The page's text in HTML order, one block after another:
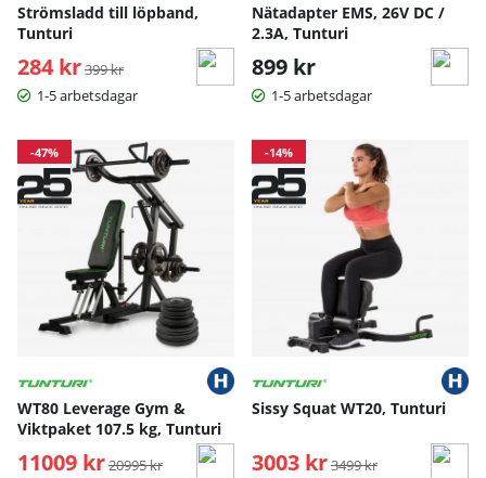
Strömsladd till löpband,
Tunturi
284 kr Ordinarie pris:
399 kr
1-5 arbetsdagar
Nätadapter EMS, 26V DC /
2.3A, Tunturi
899 kr
1-5 arbetsdagar
-47%
WT80 Leverage Gym &
Viktpaket 107.5 kg, Tunturi
11009 kr Ordinarie pris:
20995 kr
-14%
Sissy Squat WT20, Tunturi
3003 kr Ordinarie pris:
3499 kr